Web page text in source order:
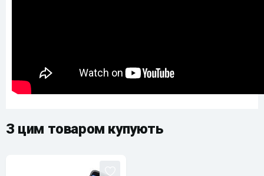
З цим товаром купують